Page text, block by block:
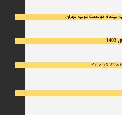
توسعه غرب تهران